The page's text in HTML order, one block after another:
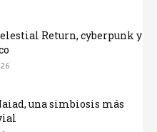
Return, cyberpunk y
una simbiosis más